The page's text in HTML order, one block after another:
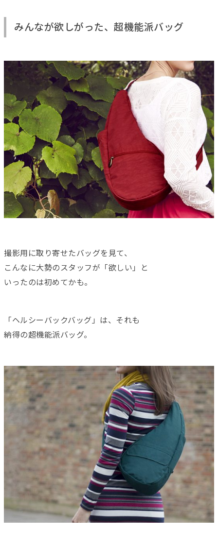
みんなが欲しがった、超機能派バッグ
撮影用に取り寄せたバッグを見て、
こんなに大勢のスタッフが「欲しい」と
いったのは初めてかも。
「ヘルシーバックバッグ」は、それも
納得の超機能派バッグ。